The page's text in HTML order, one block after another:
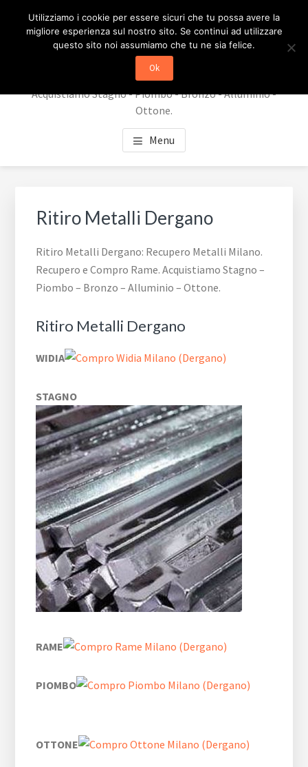
RECUPERO METALLI
MILANO
Recupero Metalli Milano. Recupero e Compro Rame.
Acquistiamo Stagno - Piombo - Bronzo - Alluminio -
Ottone.
Menu
Ritiro Metalli Dergano
Ritiro Metalli Dergano: Recupero Metalli Milano.
Recupero e Compro Rame. Acquistiamo Stagno –
Piombo – Bronzo – Alluminio – Ottone.
Ritiro Metalli Dergano
WIDIA
STAGNO
RAME
PIOMBO
OTTONE
Utilizziamo i cookie per essere sicuri che tu possa avere la
migliore esperienza sul nostro sito. Se continui ad utilizzare
questo sito noi assumiamo che tu ne sia felice.
Ok